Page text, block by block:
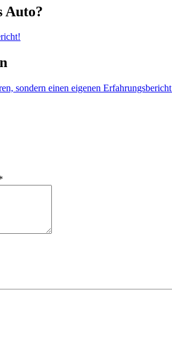
Auto?
sondern einen eigenen